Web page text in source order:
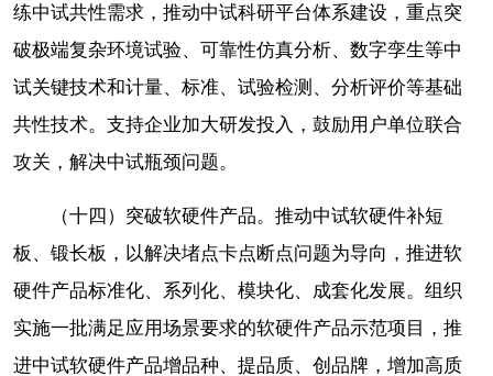
练中试共性需求，推动中试科研平台体系建设，重点突
破极端复杂环境试验、可靠性仿真分析、数字孪生等中
试关键技术和计量、标准、试验检测、分析评价等基础
共性技术。支持企业加大研发投入，鼓励用户单位联合
攻关，解决中试瓶颈问题。
（十四）突破软硬件产品。推动中试软硬件补短
板、锻长板，以解决堵点卡点断点问题为导向，推进软
硬件产品标准化、系列化、模块化、成套化发展。组织
实施一批满足应用场景要求的软硬件产品示范项目，推
进中试软硬件产品增品种、提品质、创品牌，增加高质